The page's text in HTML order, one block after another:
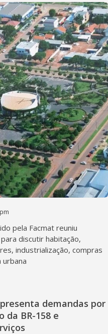
pela Facmat reuniu
discutir habitação,
industrialização, compras
demandas por
da BR-158 e